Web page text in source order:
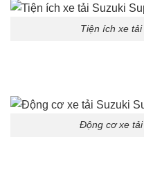
Tiện ích xe
Động cơ xe